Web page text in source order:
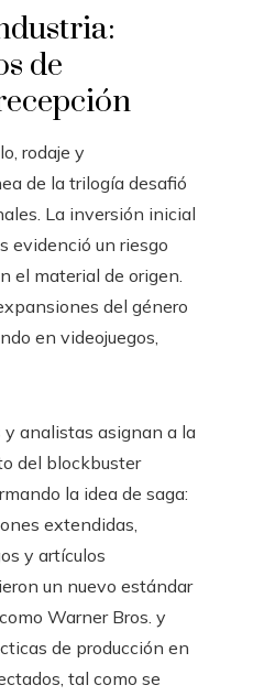
de
rodaje y
de la trilogía desafió
La inversión inicial
evidenció un riesgo
el material de origen.
del género
en videojuegos,
y analistas asignan a la
del blockbuster
la idea de saga:
extendidas,
y artículos
un nuevo estándar
Warner Bros. y
de producción en
tal como se